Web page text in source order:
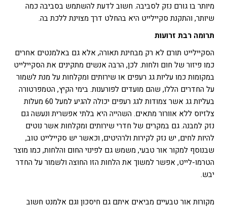
מיותר בו גורם נזק לסביבה. חשוב לדעת להשתמש בסביבה כמה
שיותר, והתקנת סקיילייט היא בהחלט דרך מצוינת ללכת בה.
תרומה רבת זרועות
הסקיילייט תורם לא רק מבחינת תאורה, אלא גם באלמנטים אחרים
כמו פיזור של חום ולחות. לכן, הרבה אנשים מתקינים את הסקיילייט
במקומות כמו עליות גג רעפים או שירותים ומקלחות על מנת לשמור
על החדרים הללו, שהם מועדים לפורענות. בימי הקיץ, הטמפרטורה
בעליות גג אשר צמודות לגג רעפים יכולה להגיע למעל 60 מעלות
צלזיוס ללא אוורור מתאים. השהייה היא בלתי אפשרית ונעשה גם
נזק למבנה. גם במקרים של חדרי שירותים ומקלחות אשר נוטים
להיות לחים, יש נזק לקירות ולרהיטים, וכאשר יש סקיילייט טוב,
שבנוסף למקור אור טבעי, משמש גם לפינוי החום והלחות, כמו מוצר
הטרמו-לייט, אפשר למשוך את הלחות הזו החוצה ולשמור על החדר
יבש.
מקורות אור טבעיים מביאים איתם גם חיסכון וגם אלמנט חשוב